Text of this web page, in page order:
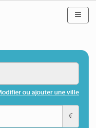
ou ajouter une ville
€